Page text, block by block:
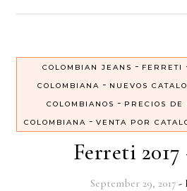
COLOMBIAN JEANS - FERRETI
COLOMBIANA - NUEVOS
COLOMBIANOS - PRECIOS DE
COLOMBIANA - VENTA POR
Ferreti 2017
September 29, 2017 -